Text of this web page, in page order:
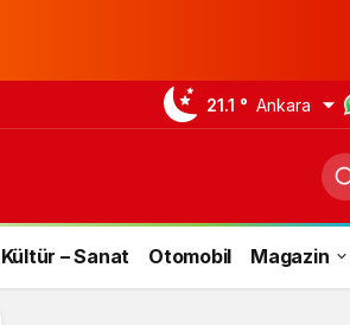
21.1 ° Ankara
Kültür – Sanat Otomobil Magazin